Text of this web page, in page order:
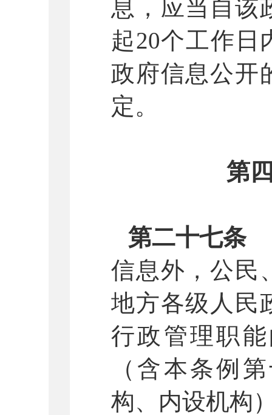
息，应当自该
起20个工作日
政府信息公开
定。
第
第二十七条
信息外，公民
地方各级人民
行政管理职
（含本条例
构、内设机构